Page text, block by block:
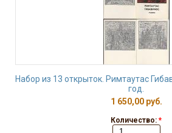
Набор из 13 открыток. Римтаутас
год.
1 650,00 руб.
Количество: *